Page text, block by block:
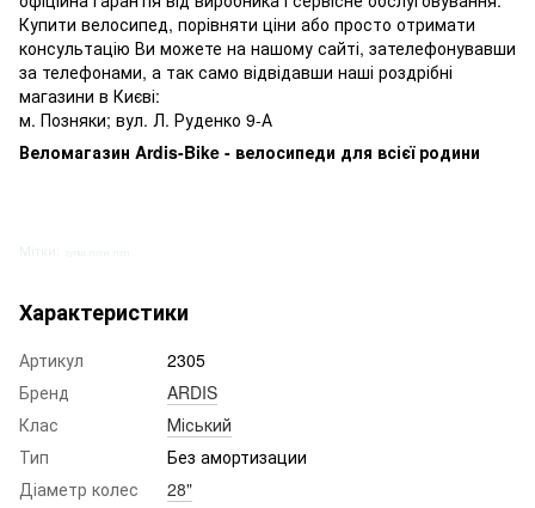
Купити велосипед, порівняти ціни або просто отримати
консультацію Ви можете на нашому сайті, зателефонувавши
за телефонами, а так само відвідавши наші роздрібні
магазини в Києві:
м. Позняки; вул. Л. Руденко 9-А
Веломагазин Ardis-Bike - велосипеди для всієї родини
Характеристики
Артикул
2305
Бренд
ARDIS
Клас
Міський
Тип
Без амортизации
Діаметр колес
28"